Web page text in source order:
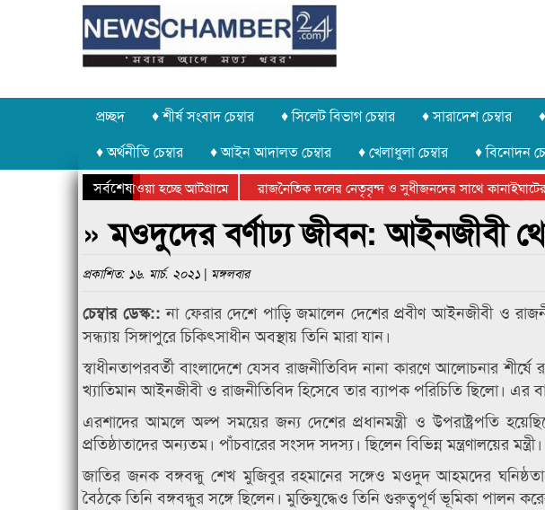
প্রচ্ছদ ♦ শীর্ষ সংবাদ চেম্বার ♦ সিলেট বিভাগ চেম্বার ♦ সারাদেশ চেম্বার
♦ অর্থনীতি চেম্বার
♦ আইন আদালত চেম্বার ♦ খেলাধুলা চেম্বার ♦ বিনোদন
সর্বশেষ
চুরি করে নিয়ে যাওয়া হচ্ছে আটগ্রামে রাজনৈতিক দলের নেতৃবৃন্দ ও সুধীজনদের সাথে কানাইঘাটের
সিলেটে বাংলাদেশ গ্রুপ থিয়েটার ফেডারেশানের বিভাগীয়
» মওদুদের বর্ণাঢ্য জীবন: আইনজীবী
প্রকাশিত: ১৬. মার্চ. ২০২১ | মঙ্গলবার
চেম্বার ডেস্ক::না ফেরার দেশে পাড়ি জমালেন দেশের প্রবীণ আইনজীবী ও
সন্ধ্যায় সিঙ্গাপুরে চিকিৎসাধীন অবস্থায় তিনি মারা যান।
স্বাধীনতাপরবর্তী বাংলাদেশে যেসব রাজনীতিবিদ নানা কারণে আলোচনার
খ্যাতিমান আইনজীবী ও রাজনীতিবিদ হিসেবে তার ব্যাপক পরিচিতি ছিলো।
এরশাদের আমলে অল্প সময়ের জন্য দেশের প্রধানমন্ত্রী ও উপরাষ্ট্রপতি
প্রতিষ্ঠাতাদের অন্যতম। পাঁচবারের সংসদ সদস্য। ছিলেন বিভিন্ন মন্ত্রণালয়ের মন্ত্রী।
জাতির জনক বঙ্গবন্ধু শেখ মুজিবুর রহমানের সঙ্গেও মওদুদ আহমদের
বৈঠকে তিনি বঙ্গবন্ধুর সঙ্গে ছিলেন। মুক্তিযুদ্ধেও তিনি গুরুত্বপূর্ণ ভূমিকা পালন